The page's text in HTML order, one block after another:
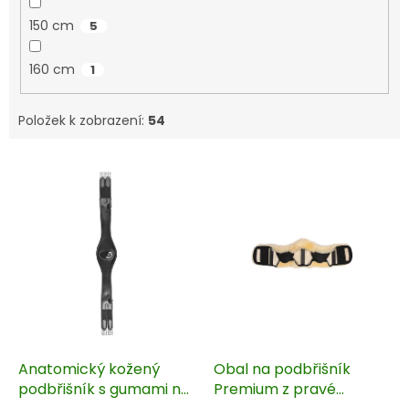
150 cm 5
160 cm 1
Položek k zobrazení: 54
Anatomický kožený
podbřišník s gumami na
Obal na podbřišník
Premium z pravé